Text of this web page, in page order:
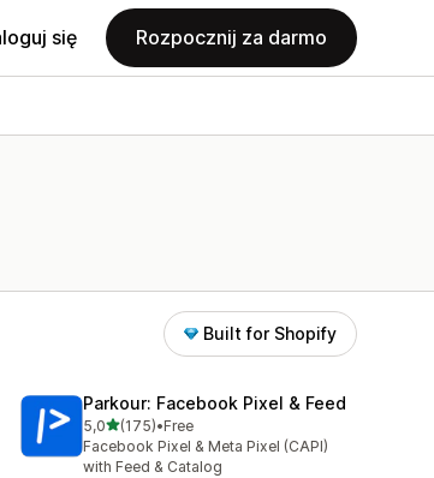
się Rozpocznij za darmo
Built for Shopify
Parkour: Facebook Pixel & Feed
5,0na 5 gwiazdek
(175)
Łączna liczba recenzji: 175
•Free
Facebook Pixel & Meta Pixel (CAPI)
with Feed & Catalog